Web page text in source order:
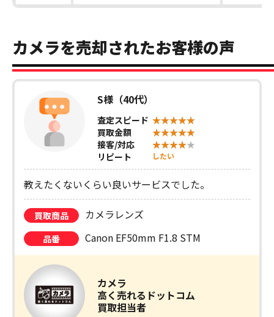
カメラを売却されたお客様の声
S様（40代）
査定スピード
買取金額
接客/対応
リピート
したい
教えたくないくらい良いサービスでした。
買取商品 カメラレンズ
品番 Canon EF50mm F1.8 STM
カメラ
高く売れるドットコム
買取担当者